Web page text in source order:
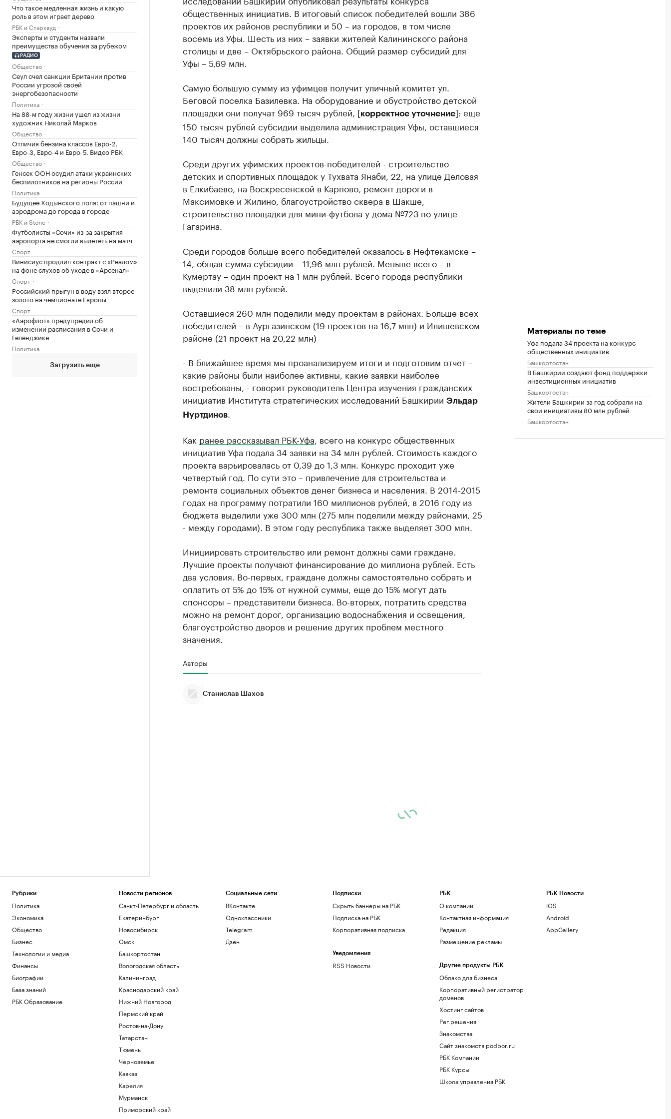
Что такое медленная жизнь и какую
роль в этом играет дерево
РБК и Старквуд
Эксперты и студенты назвали
преимущества обучения за рубежом
РАДИО
Общество
Сеул счел санкции Британии против
России угрозой своей
энергобезопасности
Политика
На 88-м году жизни ушел из жизни
художник Николай Марков
Общество
Отличия бензина классов Евро-2,
Евро-3, Евро-4 и Евро-5. Видео РБК
Общество
Генсек ООН осудил атаки украинских
беспилотников на регионы России
Политика
Будущее Ходынского поля: от пашни и
аэродрома до города в городе
РБК и Stone
Футболисты «Сочи» из-за закрытия
аэропорта не смогли вылететь на матч
Спорт
Винисиус продлил контракт с «Реалом»
на фоне слухов об уходе в «Арсенал»
Спорт
Российский прыгун в воду взял второе
золото на чемпионате Европы
Спорт
«Аэрофлот» предупредил об
изменении расписания в Сочи и
Геленджике
Политика
Загрузить еще
общественных инициатив. В итоговый список победителей вошли 386
проектов их районов республики и 50 – из городов, в том числе
восемь из Уфы. Шесть из них – заявки жителей Калининского района
столицы и две – Октябрьского района. Общий размер субсидий для
Уфы – 5,69 млн.
Самую большую сумму из уфимцев получит уличный комитет ул.
Беговой поселка Базилевка. На оборудование и обустройство детской
площадки они получат 969 тысяч рублей, [корректное уточнение]: еще
150 тысяч рублей субсидии выделила администрация Уфы, оставшиеся
140 тысяч должны собрать жильцы.
Среди других уфимских проектов-победителей - строительство
детских и спортивных площадок у Тухвата Янаби, 22, на улице Деловая
в Елкибаево, на Воскресенской в Карпово, ремонт дороги в
Максимовке и Жилино, благоустройство сквера в Шакше,
строительство площадки для мини-футбола у дома №723 по улице
Гагарина.
Среди городов больше всего победителей оказалось в Нефтекамске –
14, общая сумма субсидии – 11,96 млн рублей. Меньше всего – в
Кумертау – один проект на 1 млн рублей. Всего города республики
выделили 38 млн рублей.
Оставшиеся 260 млн поделили меду проектам в районах. Больше всех
победителей – в Аургазинском (19 проектов на 16,7 млн) и Илишевском
районе (21 проект на 20,22 млн)
- В ближайшее время мы проанализируем итоги и подготовим отчет –
какие районы были наиболее активны, какие заявки наиболее
востребованы, - говорит руководитель Центра изучения гражданских
инициатив Института стратегических исследований Башкирии Эльдар
Нуртдинов.
Как ранее рассказывал РБК-Уфа , всего на конкурс общественных
инициатив Уфа подала 34 заявки на 34 млн рублей. Стоимость каждого
проекта варьировалась от 0,39 до 1,3 млн. Конкурс проходит уже
четвертый год. По сути это – привлечение для строительства и
ремонта социальных объектов денег бизнеса и населения. В 2014-2015
годах на программу потратили 160 миллионов рублей, в 2016 году из
бюджета выделили уже 300 млн (275 млн поделили между районами, 25
- между городами). В этом году республика также выделяет 300 млн.
Инициировать строительство или ремонт должны сами граждане.
Лучшие проекты получают финансирование до миллиона рублей. Есть
два условия. Во-первых, граждане должны самостоятельно собрать и
оплатить от 5% до 15% от нужной суммы, еще до 15% могут дать
спонсоры – представители бизнеса. Во-вторых, потратить средства
можно на ремонт дорог, организацию водоснабжения и освещения,
благоустройство дворов и решение других проблем местного
значения.
Авторы
Станислав Шахов
Материалы по теме
Уфа подала 34 проекта на конкурс
общественных инициатив
Башкортостан
В Башкирии создают фонд поддержки
инвестиционных инициатив
Башкортостан
Жители Башкирии за год собрали на
свои инициативы 80 млн рублей
Башкортостан
Рубрики
Политика
Экономика
Общество
Бизнес
Технологии и медиа
Финансы
Биографии
База знаний
РБК Образование
Новости регионов
Санкт-Петербург и область
Екатеринбург
Новосибирск
Омск
Башкортостан
Вологодская область
Калининград
Краснодарский край
Нижний Новгород
Пермский край
Ростов-на-Дону
Татарстан
Тюмень
Черноземье
Кавказ
Карелия
Мурманск
Приморский край
Социальные сети
ВКонтакте
Одноклассники
Telegram
Дзен
Подписки
Скрыть баннеры на РБК
Подписка на РБК
Корпоративная подписка
Уведомления
RSS Новости
РБК
О компании
Контактная информация
Редакция
Размещение рекламы
Другие продукты РБК
Облако для бизнеса
Корпоративный регистратор
доменов
Хостинг сайтов
Рег.решения
Знакомства
Сайт знакомств podbor.ru
РБК Компании
РБК Курсы
Школа управления РБК
РБК Новости
iOS
Android
AppGallery